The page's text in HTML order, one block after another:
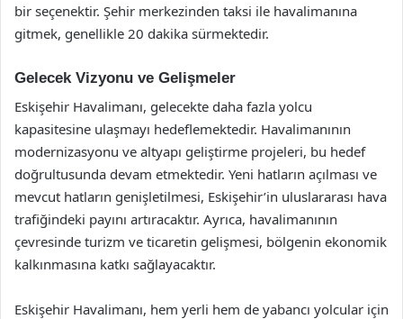
bir seçenektir. Şehir merkezinden taksi ile havalimanına
gitmek, genellikle 20 dakika sürmektedir.
Gelecek Vizyonu ve Gelişmeler
Eskişehir Havalimanı, gelecekte daha fazla yolcu
kapasitesine ulaşmayı hedeflemektedir. Havalimanının
modernizasyonu ve altyapı geliştirme projeleri, bu hedef
doğrultusunda devam etmektedir. Yeni hatların açılması ve
mevcut hatların genişletilmesi, Eskişehir’in uluslararası hava
trafiğindeki payını artıracaktır. Ayrıca, havalimanının
çevresinde turizm ve ticaretin gelişmesi, bölgenin ekonomik
kalkınmasına katkı sağlayacaktır.
Eskişehir Havalimanı, hem yerli hem de yabancı yolcular için